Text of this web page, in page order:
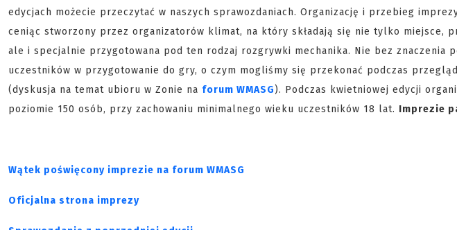
edycjach możecie przeczytać w naszych sprawozdaniach. Organizację i przebieg
ceniąc stworzony przez organizatorów klimat, na który składają się nie tylko miejsce,
ale i specjalnie przygotowana pod ten rodzaj rozgrywki mechanika. Nie bez znaczenia
uczestników w przygotowanie do gry, o czym mogliśmy się przekonać podczas
(dyskusja na temat ubioru w Zonie na forum WMASG). Podczas kwietniowej edycji
poziomie 150 osób, przy zachowaniu minimalnego wieku uczestników 18 lat. Imprezie
Wątek poświęcony imprezie na forum WMASG
Oficjalna strona imprezy